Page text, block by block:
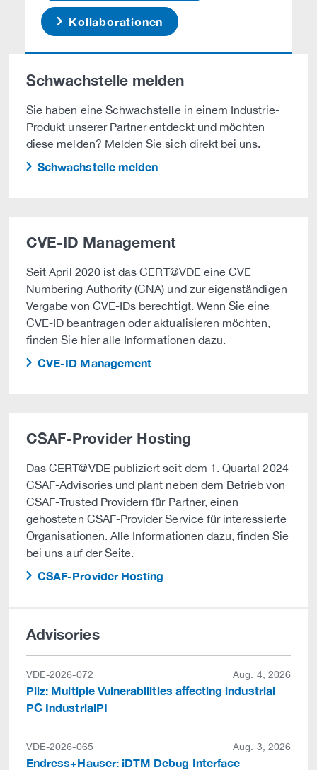
Kollaborationen
Schwachstelle melden
Sie haben eine Schwachstelle in einem Industrie-
Produkt unserer Partner entdeckt und möchten
diese melden? Melden Sie sich direkt bei uns.
Schwachstelle melden
CVE-ID Management
Seit April 2020 ist das CERT@VDE eine CVE
Numbering Authority (CNA) und zur eigenständigen
Vergabe von CVE-IDs berechtigt. Wenn Sie eine
CVE-ID beantragen oder aktualisieren möchten,
finden Sie hier alle Informationen dazu.
CVE-ID Management
CSAF-Provider Hosting
Das CERT@VDE publiziert seit dem 1. Quartal 2024
CSAF-Advisories und plant neben dem Betrieb von
CSAF-Trusted Providern für Partner, einen
gehosteten CSAF-Provider Service für interessierte
Organisationen. Alle Informationen dazu, finden Sie
bei uns auf der Seite.
CSAF-Provider Hosting
Advisories
VDE-2026-072 Aug. 4, 2026
Pilz: Multiple Vulnerabilities affecting industrial
PC IndustrialPI
VDE-2026-065 Aug. 3, 2026
Endress+Hauser: iDTM Debug Interface